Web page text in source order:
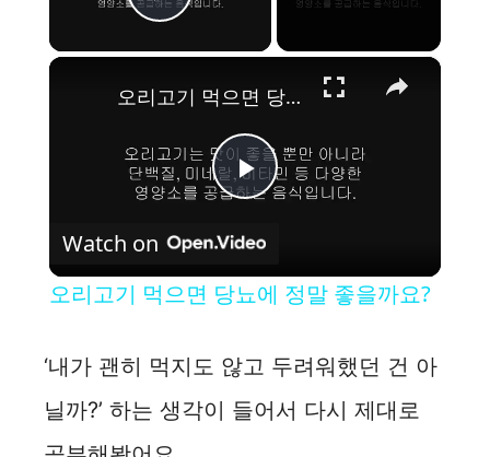
Play Video
×
P
y
오리고기 먹으면 당뇨에 정말 좋을까요?
Watch on
오리고기 먹으면 당뇨에 정말 좋을까요?
‘내가 괜히 먹지도 않고 두려워했던 건 아
닐까?’ 하는 생각이 들어서 다시 제대로